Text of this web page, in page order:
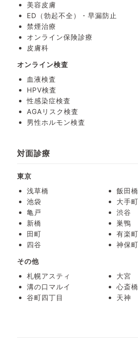
美容皮膚
ED（勃起不全）・ 早漏防止
禁煙治療
オンライン保険診療
皮膚科
オンライン検査
血液検査
HPV検査
性感染症検査
AGAリスク検査
男性ホルモン検査
対面診療
東京
浅草橋
飯田橋
池袋
大手町
亀戸
渋谷
新橋
巣鴨
田町
有楽町
四谷
神保町
その他
札幌アスティ
大宮
溝の口マルイ
心斎
谷町四丁目
天神